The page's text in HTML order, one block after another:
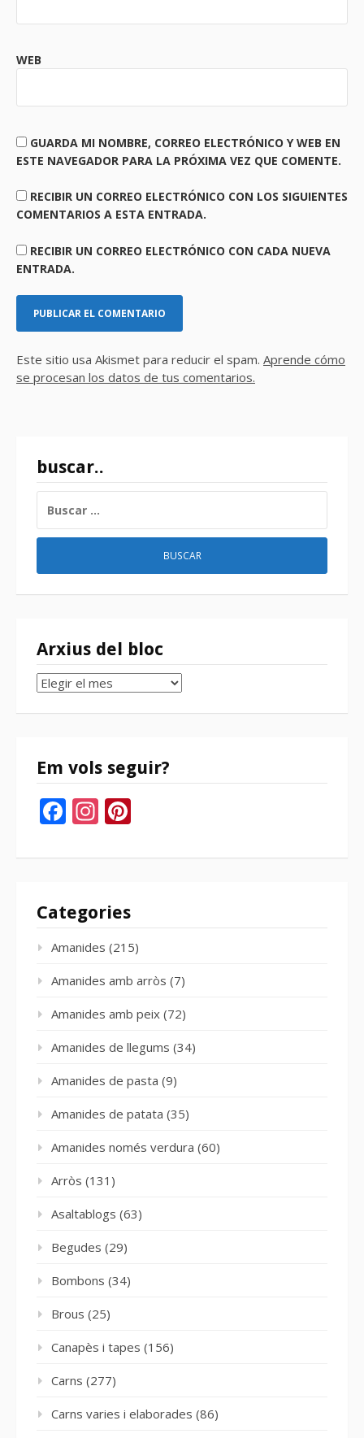
WEB
GUARDA MI NOMBRE, CORREO ELECTRÓNICO Y WEB EN
ESTE NAVEGADOR PARA LA PRÓXIMA VEZ QUE COMENTE.
RECIBIR UN CORREO ELECTRÓNICO CON LOS SIGUIENTES
COMENTARIOS A ESTA ENTRADA.
RECIBIR UN CORREO ELECTRÓNICO CON CADA NUEVA
ENTRADA.
Este sitio usa Akismet para reducir el spam. Aprende cómo
se procesan los datos de tus comentarios.
buscar..
Arxius del bloc
Arxius
bloc
Em vols seguir?
Facebook
Instagram
Categories
Amanides (215)
Amanides amb arròs (7)
Amanides amb peix (72)
Amanides de llegums (34)
Amanides de pasta (9)
Amanides de patata (35)
Amanides només verdura (60)
Arròs (131)
Asaltablogs (63)
Begudes (29)
Bombons (34)
Brous (25)
Canapès i tapes (156)
Carns (277)
Carns varies i elaborades (86)